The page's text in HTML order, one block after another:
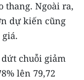
thang. Ngoài ra,
dự kiến cũng
chuỗi giảm
lên 79,72